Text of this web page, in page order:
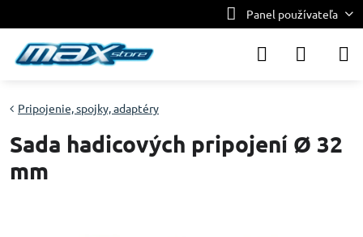
Panel používateľa
Pripojenie, spojky, adaptéry
Sada hadicových pripojení Ø 32
mm